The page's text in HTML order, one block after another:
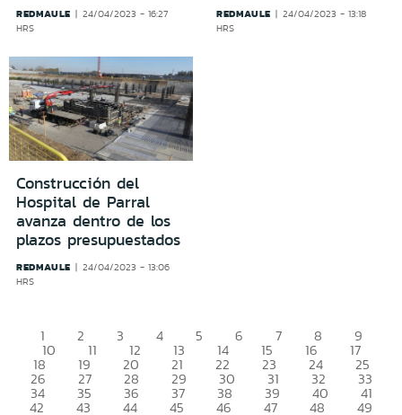
REDMAULE
24/04/2023 - 16:27
HRS
REDMAULE
24/04/2023 - 13:18
HRS
Construcción del
Hospital de Parral
avanza dentro de los
plazos presupuestados
REDMAULE
24/04/2023 - 13:06
HRS
1 2 3 4 5 6 7 8 9
10 11 12 13 14 15 16 17
18 19 20 21 22 23 24 25
26 27 28 29 30 31 32 33
34 35 36 37 38 39 40 41
42 43 44 45 46 47 48 49